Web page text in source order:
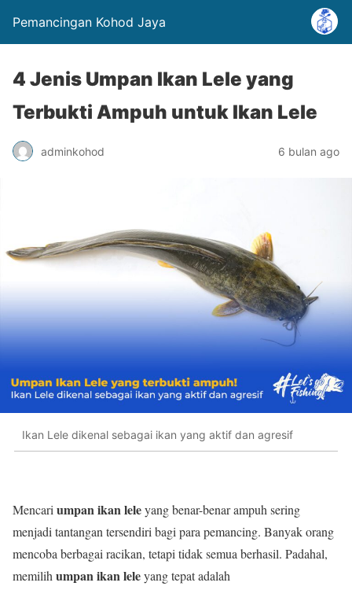
Pemancingan Kohod Jaya
4 Jenis Umpan Ikan Lele yang
Terbukti Ampuh untuk Ikan Lele
adminkohod 6 bulan ago
Ikan Lele dikenal sebagai ikan yang aktif dan agresif
Mencariumpan ikan leleyang benar-benar ampuh sering
menjadi tantangan tersendiri bagi para pemancing. Banyak orang
mencoba berbagai racikan, tetapi tidak semua berhasil. Padahal,
memilihumpan ikan leleyang tepat adalah